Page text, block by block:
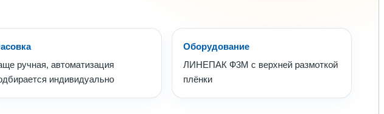
ручная, автоматизация
индивидуально
Оборудование
ЛИНЕПАК Ф3М с верхней размоткой
плёнки